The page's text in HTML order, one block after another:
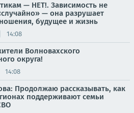
— НЕТ!. Зависимость не
— она разрушает
будущее и жизнь
14:08
Волновахского
округа!
14:08
Продолжаю рассказывать, как
поддерживают семьи